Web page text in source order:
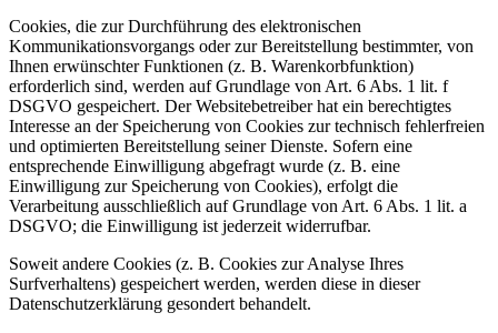
Cookies, die zur Durchführung des elektronischen
Kommunikationsvorgangs oder zur Bereitstellung bestimmter, von
Ihnen erwünschter Funktionen (z. B. Warenkorbfunktion)
erforderlich sind, werden auf Grundlage von Art. 6 Abs. 1 lit. f
DSGVO gespeichert. Der Websitebetreiber hat ein berechtigtes
Interesse an der Speicherung von Cookies zur technisch fehlerfreien
und optimierten Bereitstellung seiner Dienste. Sofern eine
entsprechende Einwilligung abgefragt wurde (z. B. eine
Einwilligung zur Speicherung von Cookies), erfolgt die
Verarbeitung ausschließlich auf Grundlage von Art. 6 Abs. 1 lit. a
DSGVO; die Einwilligung ist jederzeit widerrufbar.
Soweit andere Cookies (z. B. Cookies zur Analyse Ihres
Surfverhaltens) gespeichert werden, werden diese in dieser
Datenschutzerklärung gesondert behandelt.